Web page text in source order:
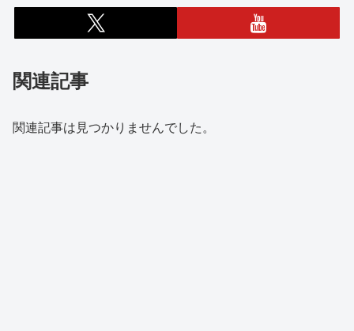
関連記事
関連記事は見つかりませんでした。